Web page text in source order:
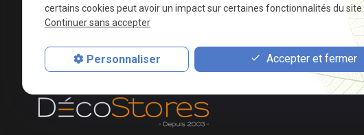
info
Du mardi au samedi
de 09 à 12h et de 14h à 18h30
certains cookies peut avoir un impact sur certaines fonctionnalités du site.
Continuer sans accepter
Personnaliser Accepter et fermer